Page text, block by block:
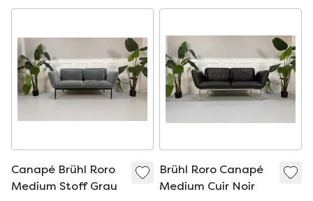
Canapé Brühl Roro
Medium Stoff Grau
Brühl Roro Canapé
Medium Cuir Noir